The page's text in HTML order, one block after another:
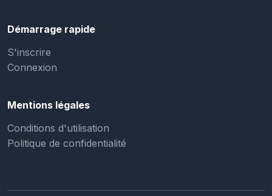
Démarrage rapide
S'inscrire
Connexion
Mentions légales
Conditions d'utilisation
Politique de confidentialité